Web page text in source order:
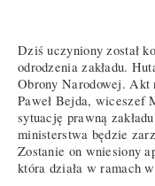
Dziś uczyniony został
odrodzenia zakładu.
Obrony Narodowej. Akt
Paweł Bejda, wiceszef
sytuację prawną
ministerstwa będzie
Zostanie on wniesiony
która działa w ramach